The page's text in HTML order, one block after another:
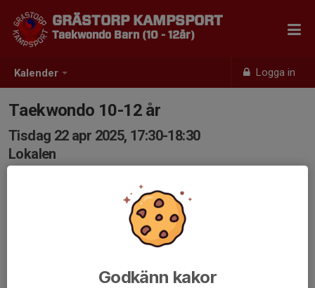
Kalender Logga in
GRÄSTORP KAMPSPORT
Taekwondo Barn (10 - 12år)
Taekwondo 10-12 år
Tisdag 22 apr 2025, 17:30-18:30
Lokalen
Godkänn kakor